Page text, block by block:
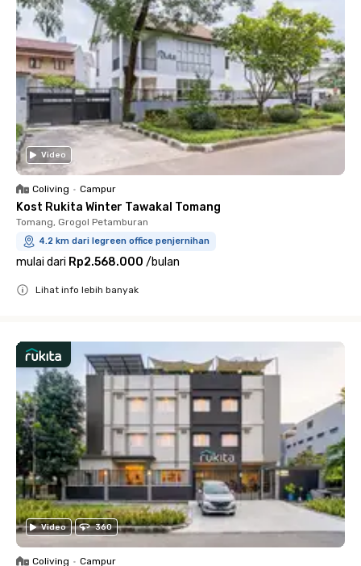
Video
Coliving • Campur
Kost Rukita Winter Tawakal Tomang
Tomang, Grogol Petamburan
4.2 km dari legreen office penjernihan
mulai dari Rp2.568.000 /bulan
Lihat info lebih banyak
Video 360
Coliving • Campur